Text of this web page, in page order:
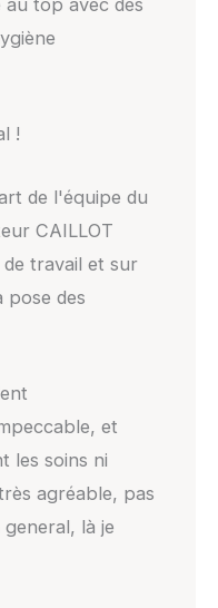
au top avec des
!
de l'équipe du
CAILLOT
travail et sur
pose des
et
les soins ni
agréable, pas
là je